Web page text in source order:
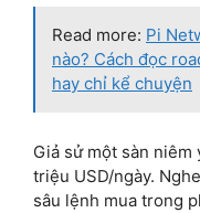
Read more: Pi
nào? Cách đọc
hay chỉ kể chuyện
Giả sử một sàn niêm
triệu USD/ngày.
sâu lệnh mua trong